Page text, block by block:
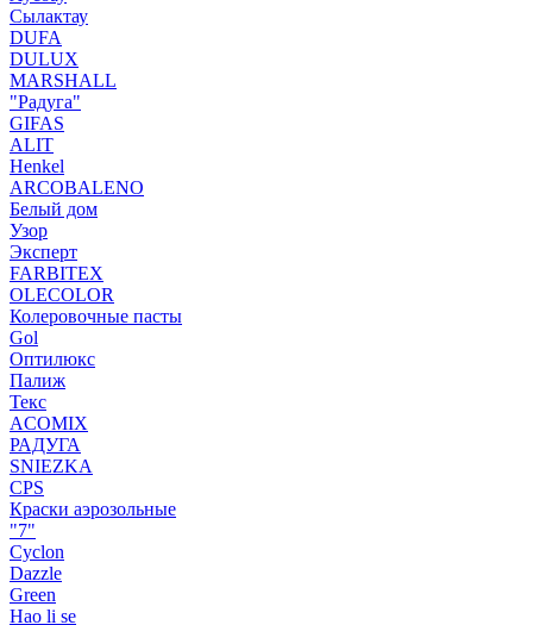
Сылактау
DUFA
DULUX
MARSHALL
"Радуга"
GIFAS
ALIT
Henkel
ARCOBALENO
Белый дом
Узор
Эксперт
FARBITEX
OLECOLOR
Колеровочные пасты
Gol
Оптилюкс
Палиж
Текс
ACOMIX
РАДУГА
SNIEZKA
CPS
Краски аэрозольные
"7"
Cyclon
Dazzle
Green
Hao li se